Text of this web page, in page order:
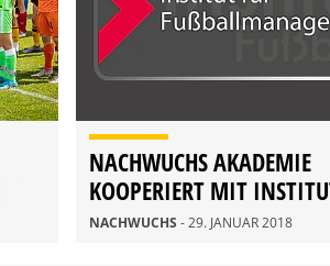
NACHWUCHS AKADEMIE
KOOPERIERT MIT
FUSSBALLMANAGEMENT
NACHWUCHS - 29. JANUAR 2018